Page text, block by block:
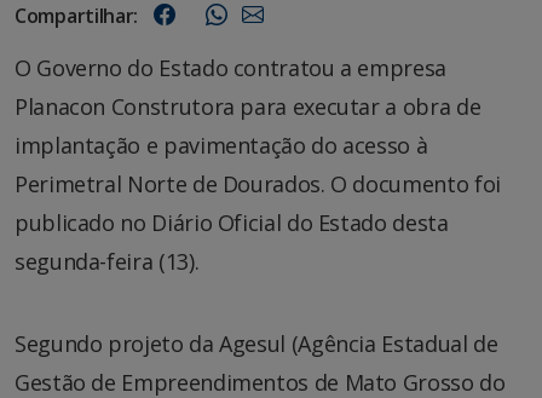
Compartilhar:
O Governo do Estado contratou a empresa
Planacon Construtora para executar a obra de
implantação e pavimentação do acesso à
Perimetral Norte de Dourados. O documento foi
publicado no Diário Oficial do Estado desta
segunda-feira (13).
Segundo projeto da Agesul (Agência Estadual de
Gestão de Empreendimentos de Mato Grosso do